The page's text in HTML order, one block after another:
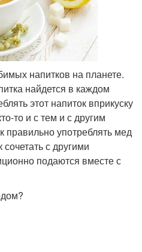
напитков на планете.
найдется в каждом
этот напиток вприкуску
то и с тем и с другим
правильно употреблять мед
с другими
подаются вместе с